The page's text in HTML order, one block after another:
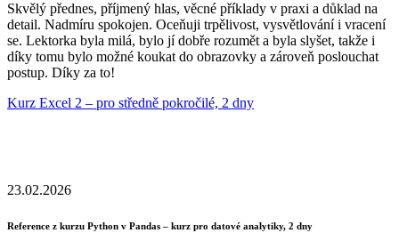
Skvělý přednes, příjmený hlas, věcné příklady v praxi a důklad na
detail. Nadmíru spokojen. Oceňuji trpělivost, vysvětlování i vracení
se. Lektorka byla milá, bylo jí dobře rozumět a byla slyšet, takže i
díky tomu bylo možné koukat do obrazovky a zároveň poslouchat
postup. Díky za to!
Kurz Excel 2 – pro středně pokročilé, 2 dny
23.02.2026
Reference z kurzu Python v Pandas – kurz pro datové analytiky, 2 dny